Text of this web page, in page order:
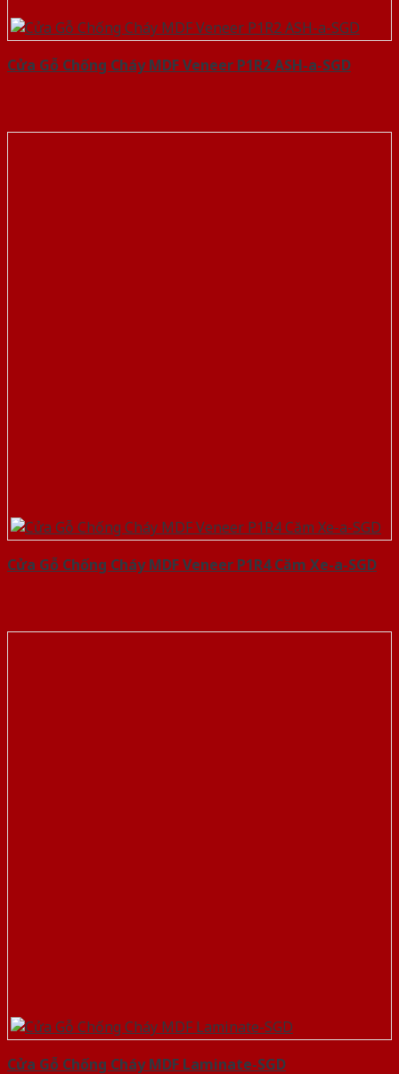
Cửa Gỗ Chống Cháy MDF Veneer P1R2 ASH-a-SGD
Cửa Gỗ Chống Cháy MDF Veneer P1R4 Căm Xe-a-SGD
Cửa Gỗ Chống Cháy MDF Laminate-SGD